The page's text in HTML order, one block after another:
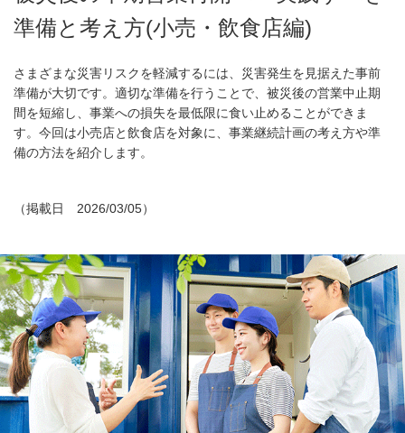
準備と考え方(小売・飲食店編)
さまざまな災害リスクを軽減するには、災害発生を見据えた事前
準備が大切です。適切な準備を行うことで、被災後の営業中止期
間を短縮し、事業への損失を最低限に食い止めることができま
す。今回は小売店と飲食店を対象に、事業継続計画の考え方や準
備の方法を紹介します。
（掲載日 2026/03/05）